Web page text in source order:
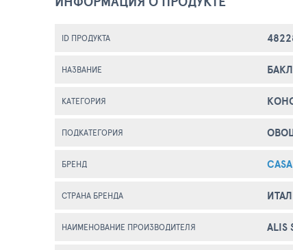
ID ПРОДУКТА
НАЗВАНИЕ
КАТЕГОРИЯ
ПОДКАТЕГОРИЯ
БРЕНД
СТРАНА БРЕНДА
НАИМЕНОВАНИЕ ПРОИЗВОДИТЕЛЯ ALIS